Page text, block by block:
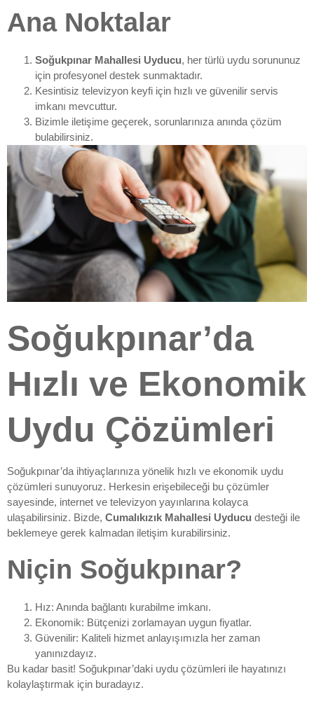
Ana Noktalar
Soğukpınar Mahallesi Uyducu, her türlü uydu sorununuz
için profesyonel destek sunmaktadır.
Kesintisiz televizyon keyfi için hızlı ve güvenilir servis
imkanı mevcuttur.
Bizimle iletişime geçerek, sorunlarınıza anında çözüm
bulabilirsiniz.
Soğukpınar’da
Hızlı ve Ekonomik
Uydu Çözümleri
Soğukpınar’da ihtiyaçlarınıza yönelik hızlı ve ekonomik uydu
çözümleri sunuyoruz. Herkesin erişebileceği bu çözümler
sayesinde, internet ve televizyon yayınlarına kolayca
ulaşabilirsiniz. Bizde, Cumalıkızık Mahallesi Uyducu desteği ile
beklemeye gerek kalmadan iletişim kurabilirsiniz.
Niçin Soğukpınar?
Hız: Anında bağlantı kurabilme imkanı.
Ekonomik: Bütçenizi zorlamayan uygun fiyatlar.
Güvenilir: Kaliteli hizmet anlayışımızla her zaman
yanınızdayız.
Bu kadar basit! Soğukpınar’daki uydu çözümleri ile hayatınızı
kolaylaştırmak için buradayız.